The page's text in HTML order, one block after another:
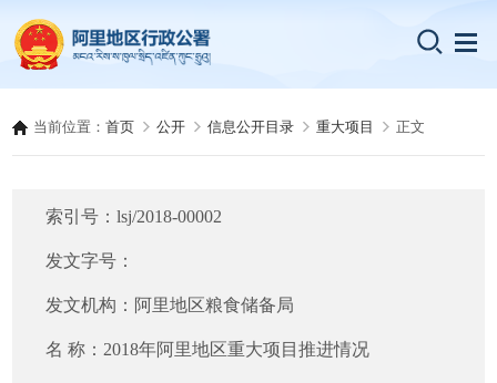
当前位置：首页 公开 信息公开目录 重大项目 正文
索引号：lsj/2018-00002
发文字号：
发文机构： 阿里地区粮食储备局
名 称： 2018年阿里地区重大项目推进情况